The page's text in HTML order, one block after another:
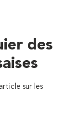
des
sur les